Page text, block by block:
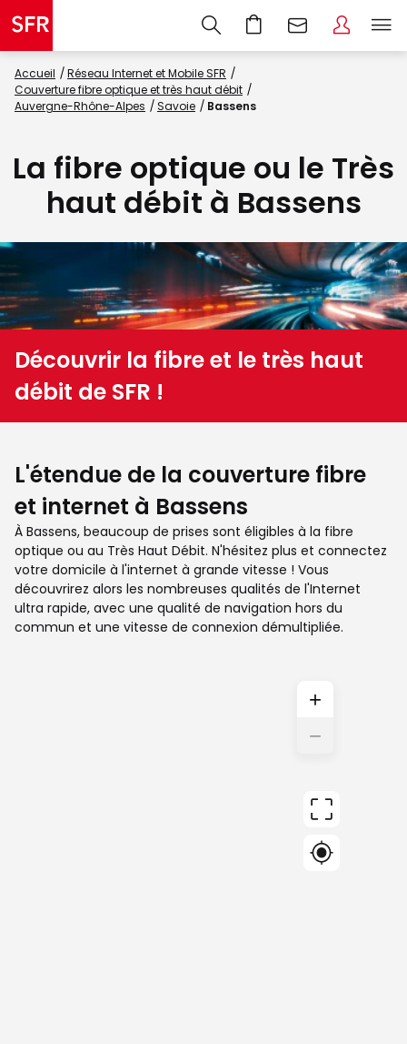
Accueil
Réseau Internet et Mobile SFR
Couverture fibre optique et très haut débit
Auvergne-Rhône-Alpes
Savoie Bassens
La fibre optique ou le Très
haut débit à Bassens
Découvrir la fibre et le très haut
débit de SFR !
L'étendue de la couverture fibre
et internet à Bassens
À Bassens, beaucoup de prises sont éligibles à la fibre
optique ou au Très Haut Débit. N'hésitez plus et connectez
votre domicile à l'internet à grande vitesse ! Vous
découvrirez alors les nombreuses qualités de l'Internet
ultra rapide, avec une qualité de navigation hors du
commun et une vitesse de connexion démultipliée.
+
−